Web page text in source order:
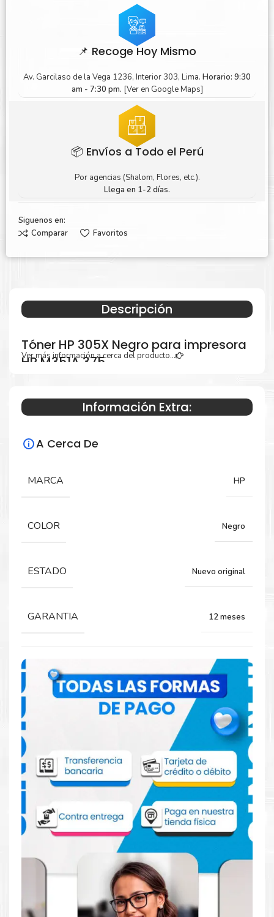
📌 Recoge Hoy Mismo
Av. Garcilaso de la Vega 1236, Interior 303, Lima. Horario: 9:30
am - 7:30 pm. [Ver en Google Maps]
📦 Envíos a Todo el Perú
Por agencias (Shalom, Flores, etc.).
Llega en 1-2 días.
Siguenos en:
Comparar
Favoritos
Descripción
Tóner HP 305X Negro para impresora
HP M351A 375
Especificaciones Técnicas
Para impresoras:
M375, M375NW, M451, M451NW, M475,
4.000 paginas
Comprar Tóner HP 305X Negro para
impresora HP M351A 375
Aprovecha nuestra experiencia y atención para adquirir tus
productos. Tenemos promociones todos los días. Escríbenos o
visítanos hoy para encontrar la solución perfecta para tu
Tóner HP 305X Negro para impresoras
M351A, M375, M375NW, M451, M451NW, M475, M475DN,
M451DW, M475DW.
Dónde comprar Toner para impresora HP
Ver más información a cerca del producto...
Información Extra:
A Cerca De
MARCA HP
COLOR Negro
ESTADO Nuevo original
GARANTIA 12 meses